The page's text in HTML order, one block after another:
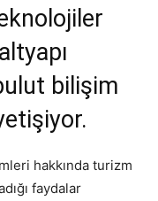
bilişim
hakkında turizm
faydalar